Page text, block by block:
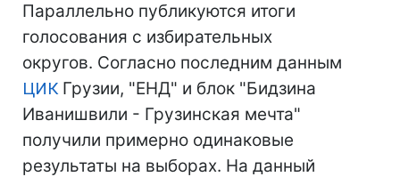
Параллельно публикуются итоги
голосования с избирательных
округов. Согласно последним данным
ЦИКГрузии, "ЕНД" и блок "Бидзина
Иванишвили - Грузинская мечта"
получили примерно одинаковые
результаты на выборах. На данный